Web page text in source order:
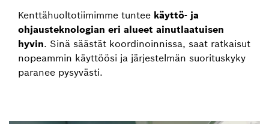
Kenttähuoltotiimimme tuntee käyttö- ja
ohjausteknologian eri alueet ainutlaatuisen
hyvin. Sinä säästät koordinoinnissa, saat ratkaisut
nopeammin käyttöösi ja järjestelmän suorituskyky
paranee pysyvästi.